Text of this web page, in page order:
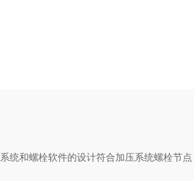
统和螺栓软件的设计符合加压系统螺栓节点